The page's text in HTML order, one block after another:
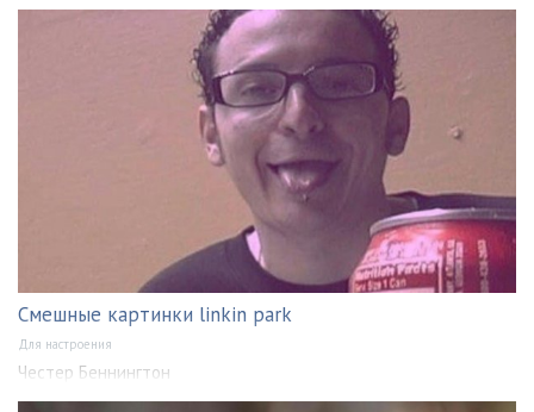
Смешные картинки linkin park
Для настроения
Честер Беннингтон